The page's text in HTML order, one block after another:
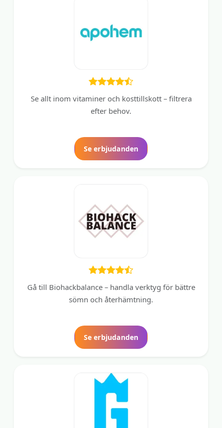
Se allt inom vitaminer och kosttillskott – filtrera
efter behov.
Se erbjudanden
Gå till Biohackbalance – handla verktyg för bättre
sömn och återhämtning.
Se erbjudanden